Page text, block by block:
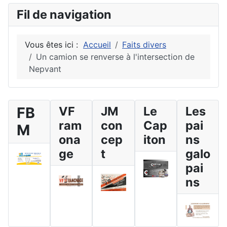
Fil de navigation
Vous êtes ici : Accueil
Faits divers
Un camion se renverse à l'intersection de
Nepvant
FB
M
VF
ram
ona
ge
JM
con
cep
t
Le
Cap
iton
Les
pai
ns
galo
pai
ns